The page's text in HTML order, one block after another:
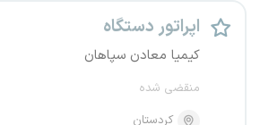
اپراتور دستگاه
کیمیا معادن سپاهان
منقضی شده
کردستان